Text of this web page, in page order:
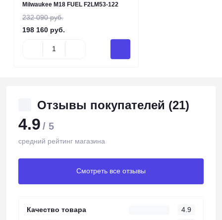
Milwaukee M18 FUEL F2LM53-122
232 090 руб.
198 160 руб.
Отзывы покупателей (21)
4.9 / 5
средний рейтинг магазина
Смотреть все отзывы
Качество товара
4.9